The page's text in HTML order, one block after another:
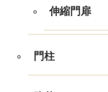
伸縮門扉
門柱